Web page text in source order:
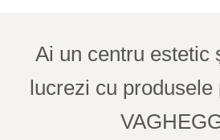
Ai un centru estetic
lucrezi cu produsele